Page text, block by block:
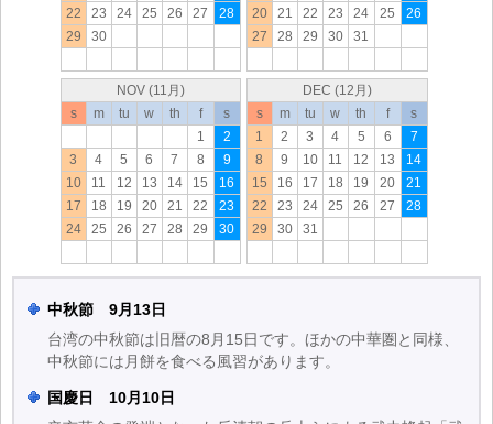
22
23 24 25 26 27
28
29
30
20
21 22 23 24 25
26
27
28 29 30 31
NOV (11月)
s
m tu w th f
s
1
2
3
4 5 6 7 8
9
10
11 12 13 14 15
16
17
18 19 20 21 22
23
24
25 26 27 28 29 30
DEC (12月)
s
m tu w th f
s
1
2 3 4 5 6
7
8
9 10 11 12 13
14
15
16 17 18 19 20
21
22
23 24 25 26 27
28
29
30 31
中秋節 9月13日
台湾の中秋節は旧暦の8月15日です。ほかの中華圏と同様、
中秋節には月餅を食べる風習があります。
国慶日 10月10日